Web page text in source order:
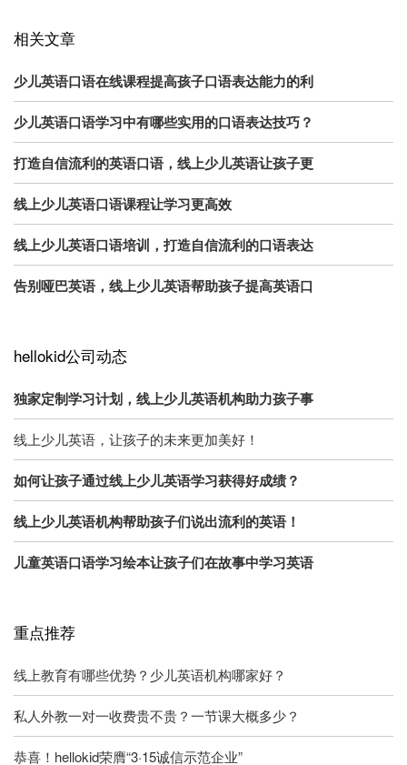
相关文章
少儿英语口语在线课程提高孩子口语表达能力的利
少儿英语口语学习中有哪些实用的口语表达技巧？
打造自信流利的英语口语，线上少儿英语让孩子更
线上少儿英语口语课程让学习更高效
线上少儿英语口语培训，打造自信流利的口语表达
告别哑巴英语，线上少儿英语帮助孩子提高英语口
hellokid公司动态
独家定制学习计划，线上少儿英语机构助力孩子事
线上少儿英语，让孩子的未来更加美好！
如何让孩子通过线上少儿英语学习获得好成绩？
线上少儿英语机构帮助孩子们说出流利的英语！
儿童英语口语学习绘本让孩子们在故事中学习英语
重点推荐
线上教育有哪些优势？少儿英语机构哪家好？
私人外教一对一收费贵不贵？一节课大概多少？
恭喜！hellokid荣膺“3·15诚信示范企业”